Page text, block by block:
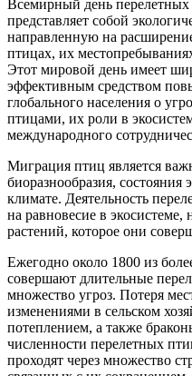
Всемирный день
представляет собой
направленную на
птицах, их
Этот мировой день имеет
эффективным средством
глобального населения о
птицами, их роли в
международного
Миграция птиц является
биоразнообразия,
климате. Деятельность
на равновесие в
растений, которое они
Ежегодно около 1800 из
совершают длительные
множество угроз. Потеря
изменениями в сельском
потеплением, а также
численности перелетных
проходят через множество